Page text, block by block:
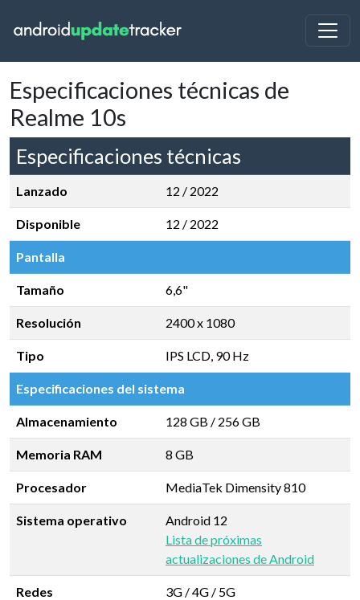
Especificaciones técnicas de
Realme 10s
Especificaciones técnicas
Lanzado 12 / 2022
Disponible 12 / 2022
Pantalla
Tamaño 6,6"
Resolución 2400 x 1080
Tipo IPS LCD, 90 Hz
Especificaciones del sistema
Almacenamiento 128 GB / 256 GB
Memoria RAM 8 GB
Procesador MediaTek Dimensity 810
Sistema operativo
Android 12
Lista de próximas
actualizaciones de Android
Redes 3G / 4G / 5G